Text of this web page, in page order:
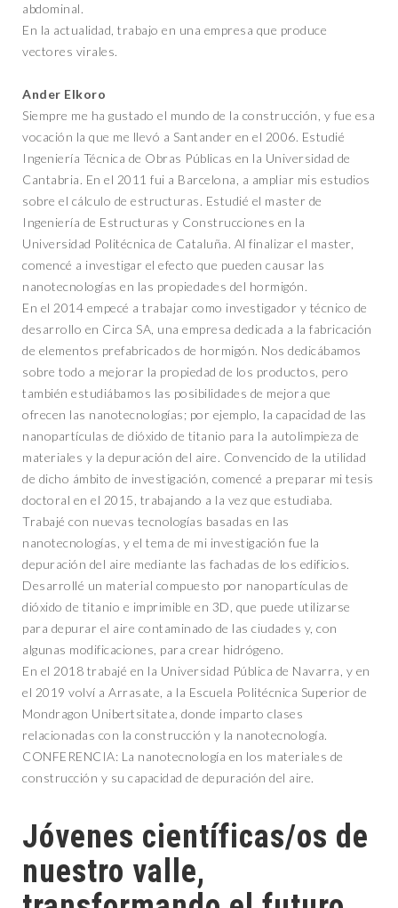
abdominal.
En la actualidad, trabajo en una empresa que produce
vectores virales.
Ander Elkoro
Siempre me ha gustado el mundo de la construcción, y fue esa
vocación la que me llevó a Santander en el 2006. Estudié
Ingeniería Técnica de Obras Públicas en la Universidad de
Cantabria. En el 2011 fui a Barcelona, a ampliar mis estudios
sobre el cálculo de estructuras. Estudié el master de
Ingeniería de Estructuras y Construcciones en la
Universidad Politécnica de Cataluña. Al finalizar el master,
comencé a investigar el efecto que pueden causar las
nanotecnologías en las propiedades del hormigón.
En el 2014 empecé a trabajar como investigador y técnico de
desarrollo en Circa SA, una empresa dedicada a la fabricación
de elementos prefabricados de hormigón. Nos dedicábamos
sobre todo a mejorar la propiedad de los productos, pero
también estudiábamos las posibilidades de mejora que
ofrecen las nanotecnologías; por ejemplo, la capacidad de las
nanopartículas de dióxido de titanio para la autolimpieza de
materiales y la depuración del aire. Convencido de la utilidad
de dicho ámbito de investigación, comencé a preparar mi tesis
doctoral en el 2015, trabajando a la vez que estudiaba.
Trabajé con nuevas tecnologías basadas en las
nanotecnologías, y el tema de mi investigación fue la
depuración del aire mediante las fachadas de los edificios.
Desarrollé un material compuesto por nanopartículas de
dióxido de titanio e imprimible en 3D, que puede utilizarse
para depurar el aire contaminado de las ciudades y, con
algunas modificaciones, para crear hidrógeno.
En el 2018 trabajé en la Universidad Pública de Navarra, y en
el 2019 volví a Arrasate, a la Escuela Politécnica Superior de
Mondragon Unibertsitatea, donde imparto clases
relacionadas con la construcción y la nanotecnología.
CONFERENCIA: La nanotecnología en los materiales de
construcción y su capacidad de depuración del aire.
Jóvenes científicas/os de
nuestro valle,